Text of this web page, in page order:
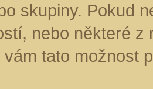
skupiny. Pokud
nebo některé z
tato možnost